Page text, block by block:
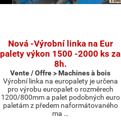
Nová -Výrobní linka na Eur
palety výkon 1500 -2000 ks za
8h.
Vente / Offre > Machines à bois
Výrobní linka na europalety je určena
pro výrobu europalet o rozměrech
1200/800mm a palet podobných euro
paletám z předem naformátovaného
ma …